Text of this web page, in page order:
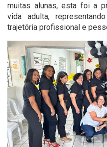
muitas alunas, esta foi a
vida adulta,
trajetória profissional e